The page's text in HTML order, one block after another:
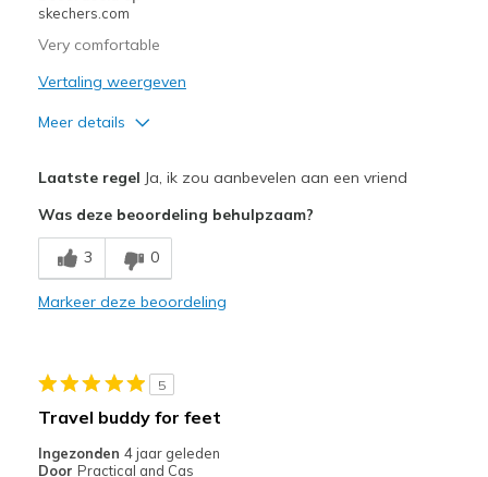
skechers.com
Very comfortable
Vertaling weergeven
Meer details
Stylish
Beste toepassingen
Casual Wear
Sizing
Feels true to size
View On Shoes
Shoes are for Wearing
Laatste regel Ja, ik zou aanbevelen aan een vriend
Was deze beoordeling behulpzaam?
3 0
Markeer deze beoordeling
5
Travel buddy for feet
Ingezonden 4 jaar geleden
Door Practical and Cas